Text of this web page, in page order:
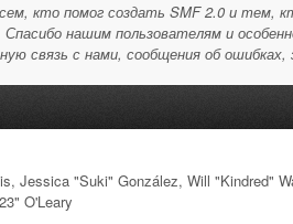
кто помог создать SMF 2.0 и тем,
нашим пользователям и
связь с нами, сообщения об
Jessica "Suki" González, Will "Kindred"
O'Leary